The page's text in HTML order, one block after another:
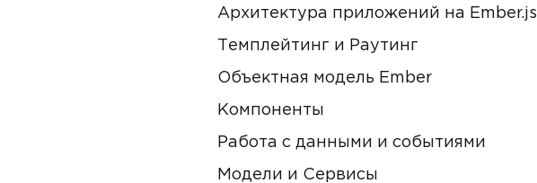
Архитектура приложений на Ember.js
Темплейтинг и Раутинг
Объектная модель Ember
Компоненты
Работа с данными и событиями
Модели и Сервисы